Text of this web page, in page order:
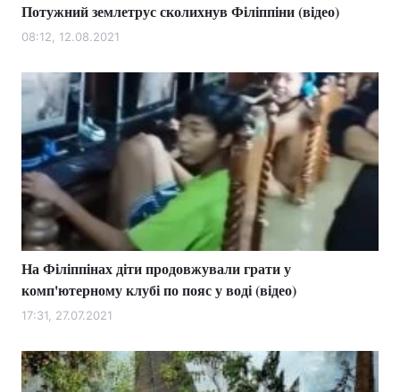
Потужний землетрус сколихнув Філіппіни (відео)
08:12, 12.08.2021
На Філіппінах діти продовжували грати у
комп'ютерному клубі по пояс у воді (відео)
17:31, 27.07.2021